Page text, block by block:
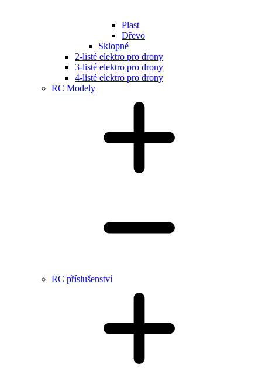
Plast
Dřevo
Sklopné
2-listé elektro pro drony
3-listé elektro pro drony
4-listé elektro pro drony
RC Modely
RC příslušenství